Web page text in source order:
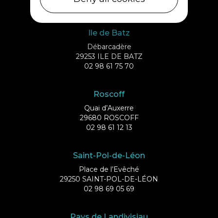
02 98 69 62 18
Ile de Batz
Débarcadère
29253 ILE DE BATZ
02 98 61 75 70
Roscoff
Quai d’Auxerre
29680 ROSCOFF
02 98 61 12 13
Saint-Pol-de-Léon
Place de l’Evêché
29250 SAINT-POL-DE-LÉON
02 98 69 05 69